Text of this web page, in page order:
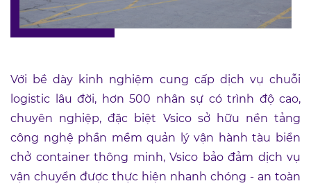
Với bề dày kinh nghiệm cung cấp dịch vụ chuỗi
logistic lâu đời, hơn 500 nhân sự có trình độ cao,
chuyên nghiệp, đặc biệt Vsico sở hữu nền tảng
công nghệ phần mềm quản lý vận hành tàu biển
chở container thông minh, Vsico bảo đảm dịch vụ
vận chuyển được thực hiện nhanh chóng - an toàn